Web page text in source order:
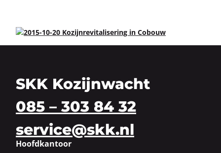
SKK Kozijnwacht
085 – 303 84 32
service@skk.nl
Hoofdkantoor